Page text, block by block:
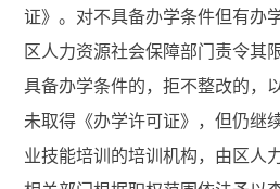
证》。对不具备办学条件但有办
区人力资源社会保障部门责令其
具备办学条件的，拒不整改的，
未取得《办学许可证》，但仍继
业技能培训的培训机构，由区人